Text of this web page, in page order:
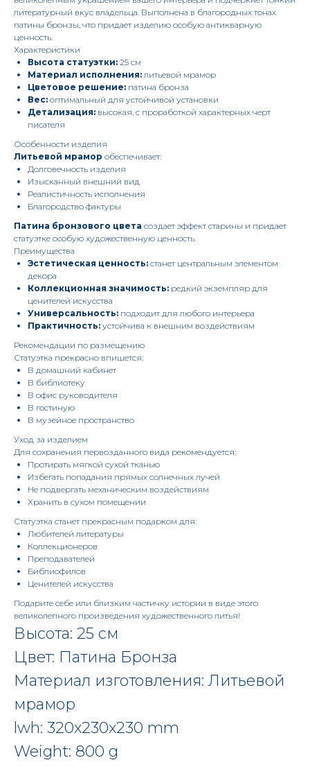
литературный вкус владельца. Выполнена в благородных тонах
патины бронзы, что придает изделию особую антикварную
ценность.
Характеристики
Высота статуэтки: 25 см
Материал исполнения:литьевой мрамор
Цветовое решение: патина бронза
Вес: оптимальный для устойчивой установки
Детализация: высокая, с проработкой характерных черт
писателя
Особенности изделия
Литьевой мрамор обеспечивает:
Долговечность изделия
Изысканный внешний вид
Реалистичность исполнения
Благородство фактуры
Патина бронзового цвета создает эффект старины и придает
статуэтке особую художественную ценность.
Преимущества
Эстетическая ценность: станет центральным элементом
декора
Коллекционная значимость: редкий экземпляр для
ценителей искусства
Универсальность: подходит для любого интерьера
Практичность: устойчива к внешним воздействиям
Рекомендации по размещению
Статуэтка прекрасно впишется:
В домашний кабинет
В библиотеку
В офис руководителя
В гостиную
В музейное пространство
Уход за изделием
Для сохранения первозданного вида рекомендуется:
Протирать мягкой сухой тканью
Избегать попадания прямых солнечных лучей
Не подвергать механическим воздействиям
Хранить в сухом помещении
Статуэтка станет прекрасным подарком для:
Любителей литературы
Коллекционеров
Преподавателей
Библиофилов
Ценителей искусства
Подарите себе или близким частичку истории в виде этого
великолепного произведения художественного литья!
Высота: 25 см
Цвет: Патина Бронза
Материал изготовления: Литьевой
мрамор
lwh: 320x230x230 mm
Weight: 800 g